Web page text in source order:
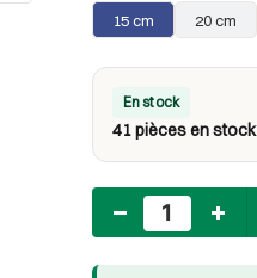
15 cm 20 cm
En stock
41 pièces en stock
Nombre